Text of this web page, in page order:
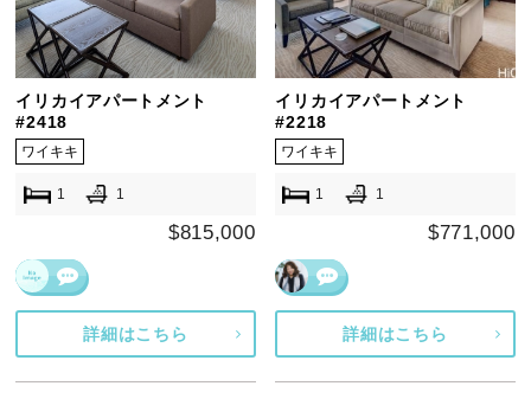
イリカイアパートメント
#2418
ワイキキ
1 1
$815,000
詳細はこちら
イリカイアパートメント
#2218
ワイキキ
1 1
$771,000
詳細はこちら